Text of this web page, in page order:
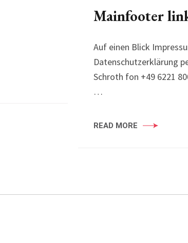
Mainfooter
Auf einen Blick
Datenschutzerklärung
Schroth fon +49 6221
…
READ MORE